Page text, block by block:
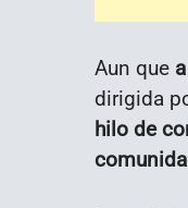
Aun que
dirigida
hilo de